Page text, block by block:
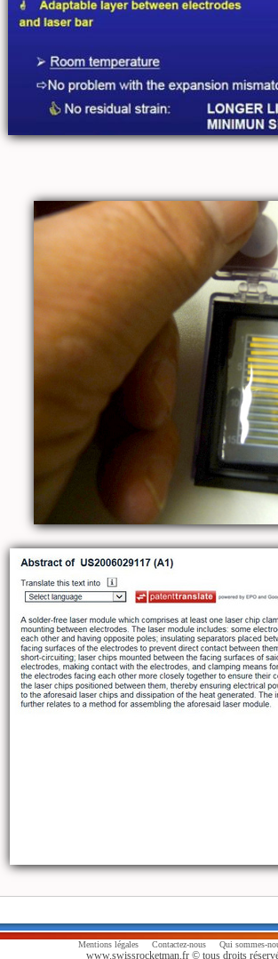
Mentions légales Contactez-nous Qui sommes-
www.swissrocketman.fr © tous droits